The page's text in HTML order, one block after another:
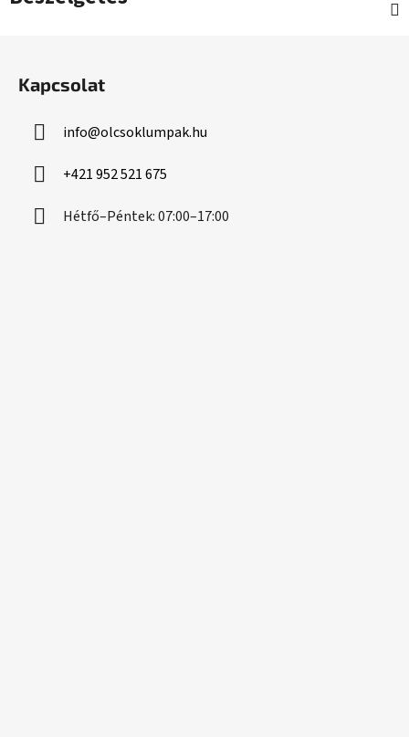
Kapcsolat
info@olcsoklumpak.hu
+421 952 521 675
Hétfő–Péntek: 07:00–17:00